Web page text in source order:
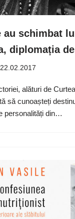
au schimbat
diplomația
22.02.2017
alături de
să cunoașteți
personalități din…